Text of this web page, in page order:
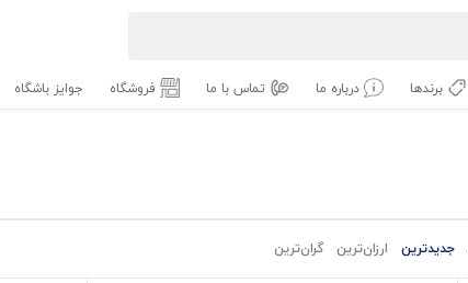
برندها درباره ما تماس با ما فروشگاه جوایز باشگاه
جدیدترین ارزان‌ترین گران‌ترین